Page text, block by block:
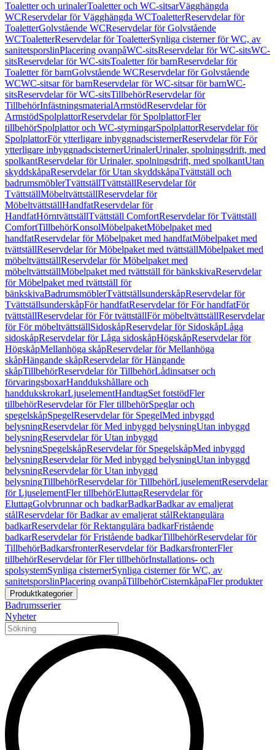
Toaletter och urinalerToaletter och WC-sitsarVägghängda
WCReservdelar för Vägghängda WCToaletterReservdelar för
ToaletterGolvstående WCReservdelar för Golvstående
WCToaletterReservdelar för ToaletterSynliga cisterner för WC, av
sanitetsporslinPlacering ovanpåWC-sitsReservdelar för WC-sitsWC-
sitsReservdelar för WC-sitsToaletter för barnReservdelar för
Toaletter för barnGolvstående WCReservdelar för Golvstående
WCWC-sitsar för barnReservdelar för WC-sitsar för barnWC-
sitsReservdelar för WC-sitsTillbehörReservdelar för
TillbehörInfästningsmaterialArmstödReservdelar för
ArmstödSpolplattorReservdelar för SpolplattorFler
tillbehörSpolplattor och WC-styrningarSpolplattorReservdelar för
SpolplattorFör ytterligare inbyggnadscisternerReservdelar för För
ytterligare inbyggnadscisternerUrinalerUrinaler, spolningsdrift, med
spolkantReservdelar för Urinaler, spolningsdrift, med spolkantUtan
skyddskåpaReservdelar för Utan skyddskåpaTvättställ och
badrumsmöblerTvättställTvättställReservdelar för
TvättställMöbeltvättställReservdelar för
MöbeltvättställHandfatReservdelar för
HandfatHörntvättställTvättställ ComfortReservdelar för Tvättställ
ComfortTillbehörKonsolMöbelpaketMöbelpaket med
handfatReservdelar för Möbelpaket med handfatMöbelpaket med
tvättställReservdelar för Möbelpaket med tvättställMöbelpaket med
möbeltvättställReservdelar för Möbelpaket med
möbeltvättställMöbelpaket med tvättställ för bänkskivaReservdelar
för Möbelpaket med tvättställ för
bänkskivaBadrumsmöblerTvättställsunderskåpReservdelar för
TvättställsunderskåpFör handfatReservdelar för För handfatFör
tvättställReservdelar för För tvättställFör möbeltvättställReservdelar
för För möbeltvättställSidoskåpReservdelar för SidoskåpLåga
sidoskåpReservdelar för Låga sidoskåpHögskåpReservdelar för
HögskåpMellanhöga skåpReservdelar för Mellanhöga
skåpHängande skåpReservdelar för Hängande
skåpTillbehörReservdelar för TillbehörLådinsatser och
förvaringsboxarHanddukshållare och
handdukskrokarLjuselementHandtagSet fotstödFler
tillbehörReservdelar för Fler tillbehörSpeglar och
spegelskåpSpegelReservdelar för SpegelMed inbyggd
belysningReservdelar för Med inbyggd belysningUtan inbyggd
belysningReservdelar för Utan inbyggd
belysningSpegelskåpReservdelar för SpegelskåpMed inbyggd
belysningReservdelar för Med inbyggd belysningUtan inbyggd
belysningReservdelar för Utan inbyggd
belysningTillbehörReservdelar för TillbehörLjuselementReservdelar
för LjuselementFler tillbehörEluttagReservdelar för
EluttagGolvbrunnar och badkarBadkarBadkar av emaljerat
stålReservdelar för Badkar av emaljerat stålRektangulära
badkarReservdelar för Rektangulära badkarFristående
badkarReservdelar för Fristående badkarTillbehörReservdelar för
TillbehörBadkarsfronterReservdelar för BadkarsfronterFler
tillbehörReservdelar för Fler tillbehörInstallations- och
spolsystemSynliga cisternerSynliga cisterner för WC, av
sanitetsporslinPlacering ovanpåTillbehörCisternkåpaFler produkter
Produktkategorier
Badrumsserier
Nyheter